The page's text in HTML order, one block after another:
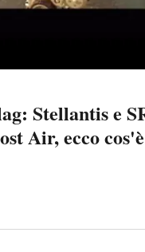
Stellantis e
Air, ecco